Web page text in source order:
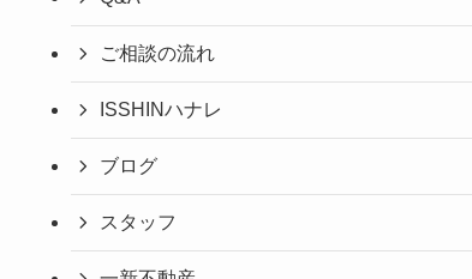
ご相談の流れ
ISSHINハナレ
ブログ
スタッフ